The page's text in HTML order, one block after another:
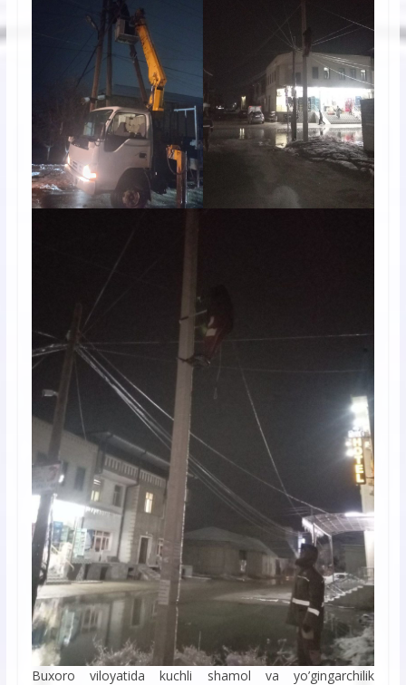
Buxoro viloyatida kuchli shamol va yo’gingarchilik